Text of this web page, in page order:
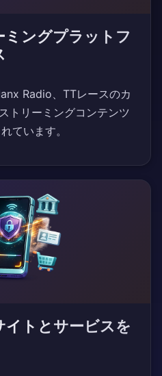
ングプラットフ
Radio、TTレースのカ
トリーミングコンテンツ
ています。
トとサービスを